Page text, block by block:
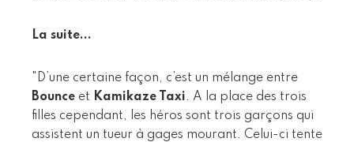
La suite...
"D’une certaine façon, c’est un mélange entre
Bounce et Kamikaze Taxi. A la place des trois
filles cependant, les héros sont trois garçons qui
assistent un tueur à gages mourant. Celui-ci tente